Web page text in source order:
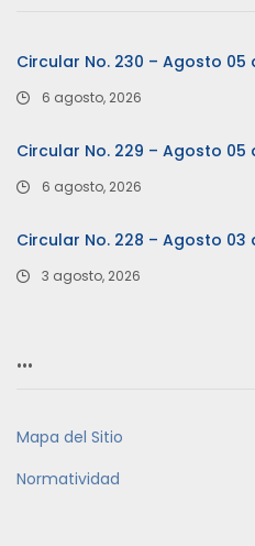
Circular No. 230 – Agosto 05
6 agosto, 2026
Circular No. 229 – Agosto 05
6 agosto, 2026
Circular No. 228 – Agosto 03
3 agosto, 2026
…
Mapa del Sitio
Normatividad